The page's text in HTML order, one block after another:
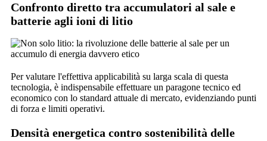
Confronto diretto tra accumulatori al sale e
batterie agli ioni di litio
Per valutare l'effettiva applicabilità su larga scala di questa
tecnologia, è indispensabile effettuare un paragone tecnico ed
economico con lo standard attuale di mercato, evidenziando punti
di forza e limiti operativi.
Densità energetica contro sostenibilità delle